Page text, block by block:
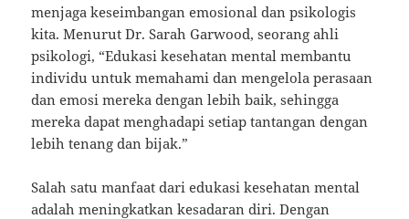
menjaga keseimbangan emosional dan psikologis
kita. Menurut Dr. Sarah Garwood, seorang ahli
psikologi, “Edukasi kesehatan mental membantu
individu untuk memahami dan mengelola perasaan
dan emosi mereka dengan lebih baik, sehingga
mereka dapat menghadapi setiap tantangan dengan
lebih tenang dan bijak.”
Salah satu manfaat dari edukasi kesehatan mental
adalah meningkatkan kesadaran diri. Dengan